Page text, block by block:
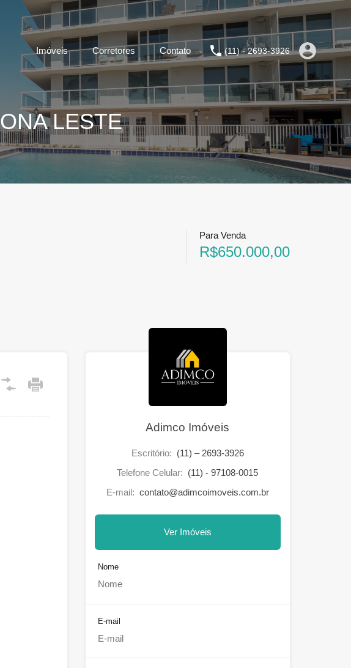
Imóveis Corretores Contato (11) - 2693-3926
LESTE
Para Venda
R$650.000,00
Adimco Imóveis
Escritório: (11) – 2693-3926
Telefone Celular: (11) - 97108-0015
E-mail: contato@adimcoimoveis.com.br
Ver Imóveis
Nome
E-mail